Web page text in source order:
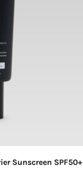
Sunscreen SPF50+